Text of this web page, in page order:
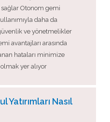
Otonom gemi
daha da
ve yönetmelikler
avantajları arasında
hataları minimize
yer alıyor
Nasıl